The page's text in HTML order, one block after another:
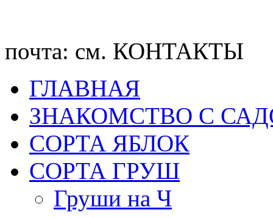
почта: см. КОНТАКТЫ
ГЛАВНАЯ
ЗНАКОМСТВО С
CОРТА ЯБЛОК
СОРТА ГРУШ
Груши на Ч